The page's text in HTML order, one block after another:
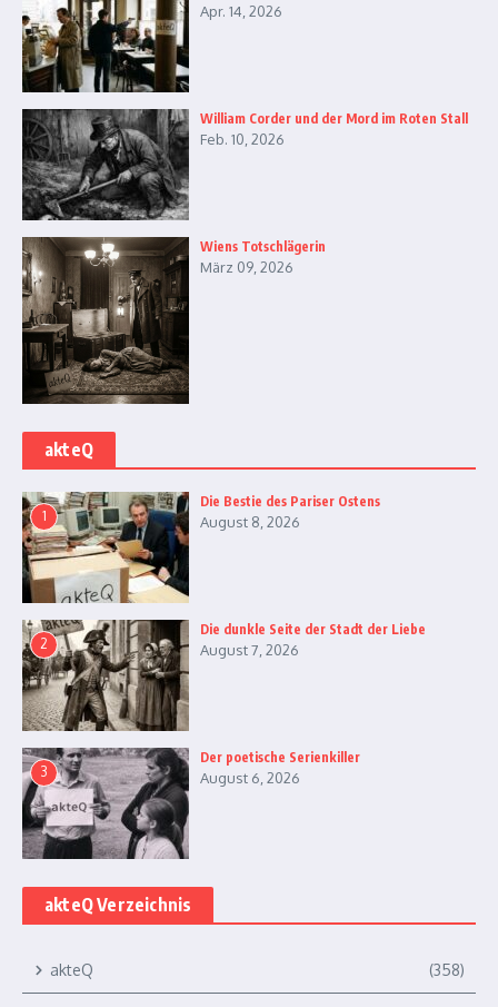
Apr. 14, 2026
William Corder und der Mord im Roten Stall
Feb. 10, 2026
Wiens Totschlägerin
März 09, 2026
akteQ
1
Die Bestie des Pariser Ostens
August 8, 2026
2
Die dunkle Seite der Stadt der Liebe
August 7, 2026
3
Der poetische Serienkiller
August 6, 2026
akteQ Verzeichnis
akteQ (358)